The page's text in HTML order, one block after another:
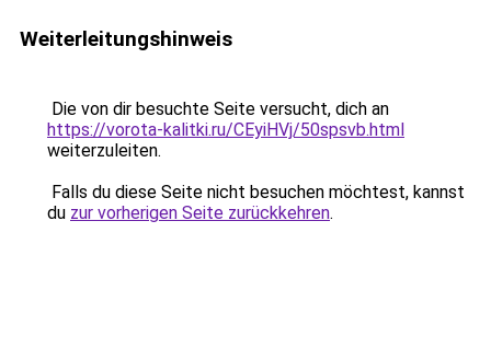
Weiterleitungshinweis
Die von dir besuchte Seite versucht, dich an
https://vorota-kalitki.ru/CEyiHVj/50spsvb.html
weiterzuleiten.
Falls du diese Seite nicht besuchen möchtest, kannst
du zur vorherigen Seite zurückkehren.